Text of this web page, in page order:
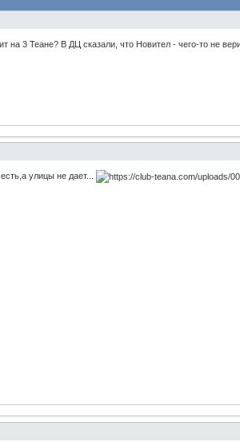
на 3 Теане? В ДЦ сказали, что Новител - чего-то не
улицы не дает...